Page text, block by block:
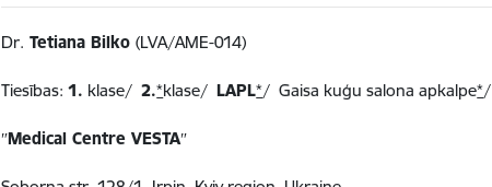
Dr. Tetiana Bilko(LVA/AME-014)
Tiesības:1. klase/2.*klase/LAPL*/ Gaisa kuģu salona apkalpe*/
″Medical Centre VESTA″